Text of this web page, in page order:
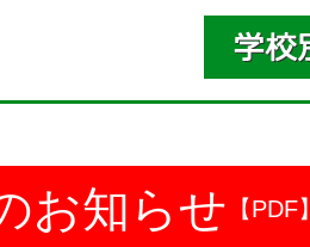
お知らせ 【PDF】